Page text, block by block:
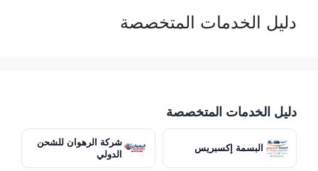
دليل الخدمات المتخصصة
دليل الخدمات المتخصصة
البسمة إكسبريس
شركة الرهوان للشحن
الدولي